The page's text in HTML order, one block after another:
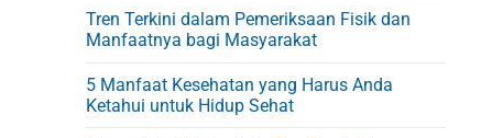
Tren Terkini dalam Pemeriksaan Fisik dan
Manfaatnya bagi Masyarakat
5 Manfaat Kesehatan yang Harus Anda
Ketahui untuk Hidup Sehat